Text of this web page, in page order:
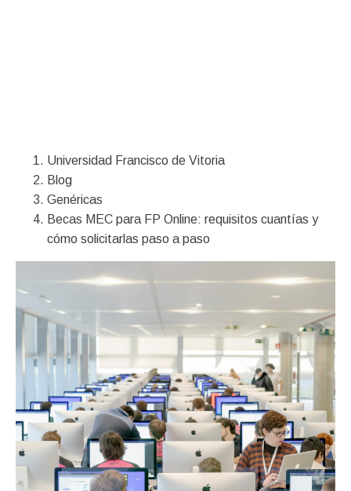
Universidad Francisco de Vitoria
Blog
Genéricas
Becas MEC para FP Online: requisitos cuantías y
cómo solicitarlas paso a paso